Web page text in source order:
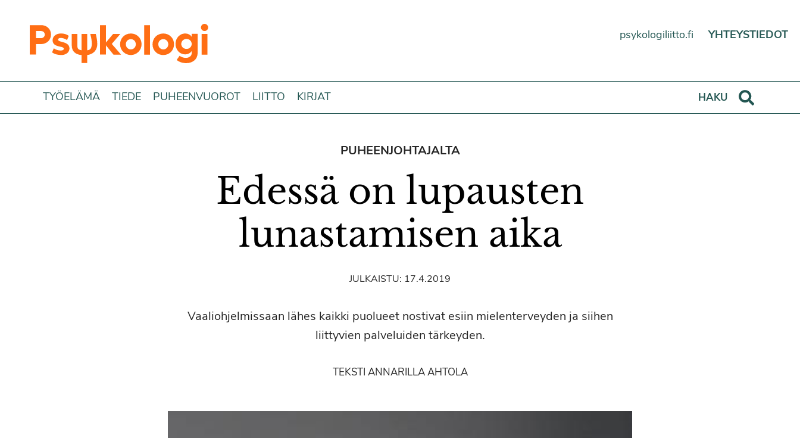
psykologiliitto.fi
YHTEYSTIEDOT
TYÖELÄMÄ TIEDE PUHEENVUOROT LIITTO KIRJAT
HAKU
PUHEENJOHTAJALTA
Edessä on lupausten
lunastamisen aika
JULKAISTU: 17.4.2019
Vaaliohjelmissaan lähes kaikki puolueet nostivat esiin mielenterveyden ja siihen
liittyvien palveluiden tärkeyden.
TEKSTI ANNARILLA AHTOLA